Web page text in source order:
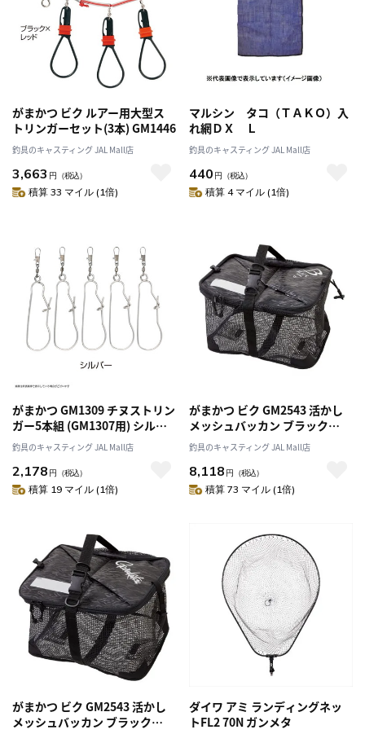
がまかつ ビク ルアー用大型ス
トリンガーセット(3本) GM1446
釣具のキャスティング JAL Mall店
3,663 円 （税込）
積算 33 マイル (1倍)
マルシン タコ（ＴＡＫＯ）入
れ網ＤＸ Ｌ
釣具のキャスティング JAL Mall店
440 円 （税込）
積算 4 マイル (1倍)
がまかつ GM1309 チヌストリン
ガー5本組 (GM1307用) シルバ
ー
釣具のキャスティング JAL Mall店
2,178 円 （税込）
積算 19 マイル (1倍)
がまかつ ビク GM2543 活かし
メッシュバッカン ブラック
(BLACK WORKS) 45cm
釣具のキャスティング JAL Mall店
8,118 円 （税込）
積算 73 マイル (1倍)
がまかつ ビク GM2543 活かし
メッシュバッカン ブラック
ダイワ アミ ランディングネッ
トFL2 70N ガンメタ